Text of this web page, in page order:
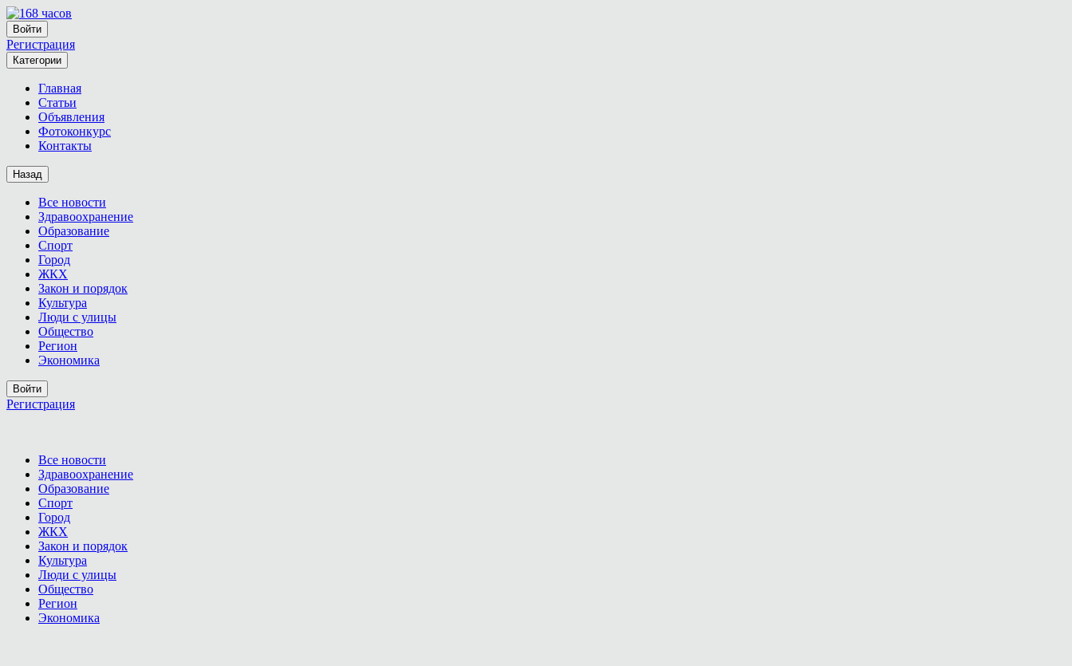
Войти
Регистрация
Категории
Главная
Статьи
Объявления
Фотоконкурс
Контакты
Назад
Все новости
Здравоохранение
Образование
Спорт
Город
ЖКХ
Закон и порядок
Культура
Люди с улицы
Общество
Регион
Экономика
Войти
Регистрация
Все новости
Здравоохранение
Образование
Спорт
Город
ЖКХ
Закон и порядок
Культура
Люди с улицы
Общество
Регион
Экономика